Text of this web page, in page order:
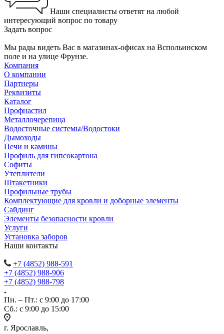
Наши специалисты ответят на любой
интересующий вопрос по товару
Задать вопрос
Мы рады видеть Вас в магазинах-офисах на Вспольинском
поле и на улице Фрунзе.
Компания
О компании
Партнеры
Реквизиты
Каталог
Профнастил
Металлочерепица
Водосточные системы/Водостоки
Дымоходы
Печи и камины
Профиль для гипсокартона
Софиты
Утеплители
Штакетники
Профильные трубы
Комплектующие для кровли и доборные элементы
Сайдинг
Элементы безопасности кровли
Услуги
Установка заборов
Наши контакты
+7 (4852) 988-591
+7 (4852) 988-906
+7 (4852) 988-798
Пн. – Пт.: с 9:00 до 17:00
Сб.: с 9:00 до 15:00
г. Ярославль,